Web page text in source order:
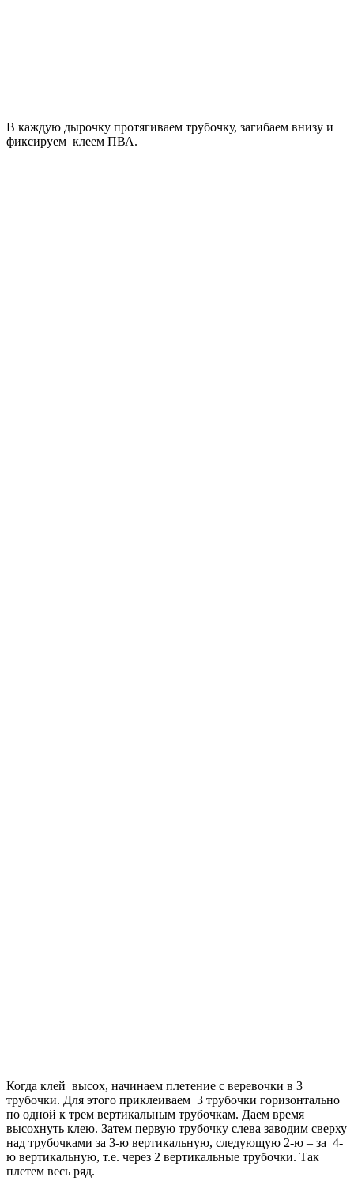
В каждую дырочку протягиваем трубочку, загибаем внизу и
фиксируем клеем ПВА.
Когда клей высох, начинаем плетение с веревочки в 3
трубочки. Для этого приклеиваем 3 трубочки горизонтально
по одной к трем вертикальным трубочкам. Даем время
высохнуть клею. Затем первую трубочку слева заводим сверху
над трубочками за 3-ю вертикальную, следующую 2-ю – за 4-
ю вертикальную, т.е. через 2 вертикальные трубочки. Так
плетем весь ряд.